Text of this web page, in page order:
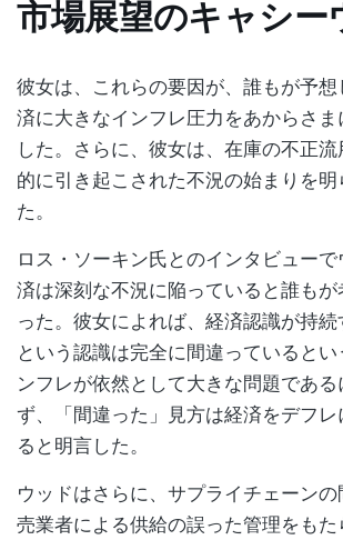
市場展望のキャシー
彼女は、これらの要因が、誰もが予
済に大きなインフレ圧力をあからさ
した。さらに、彼女は、在庫の不正
的に引き起こされた不況の始まりを
た。
ロス・ソーキン氏とのインタビュー
済は深刻な不況に陥っていると誰も
った。彼女によれば、経済認識が持
という認識は完全に間違っているとい
ンフレが依然として大きな問題であ
ず、「間違った」見方は経済をデフ
ると明言した。
ウッドはさらに、サプライチェーン
売業者による供給の誤った管理をもた